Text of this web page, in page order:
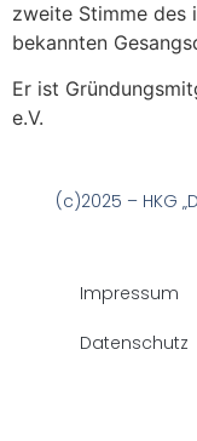
zweite Stimme des
bekannten
Er ist
e.V.
(c)2025 – HKG
Impressum
Datenschutz